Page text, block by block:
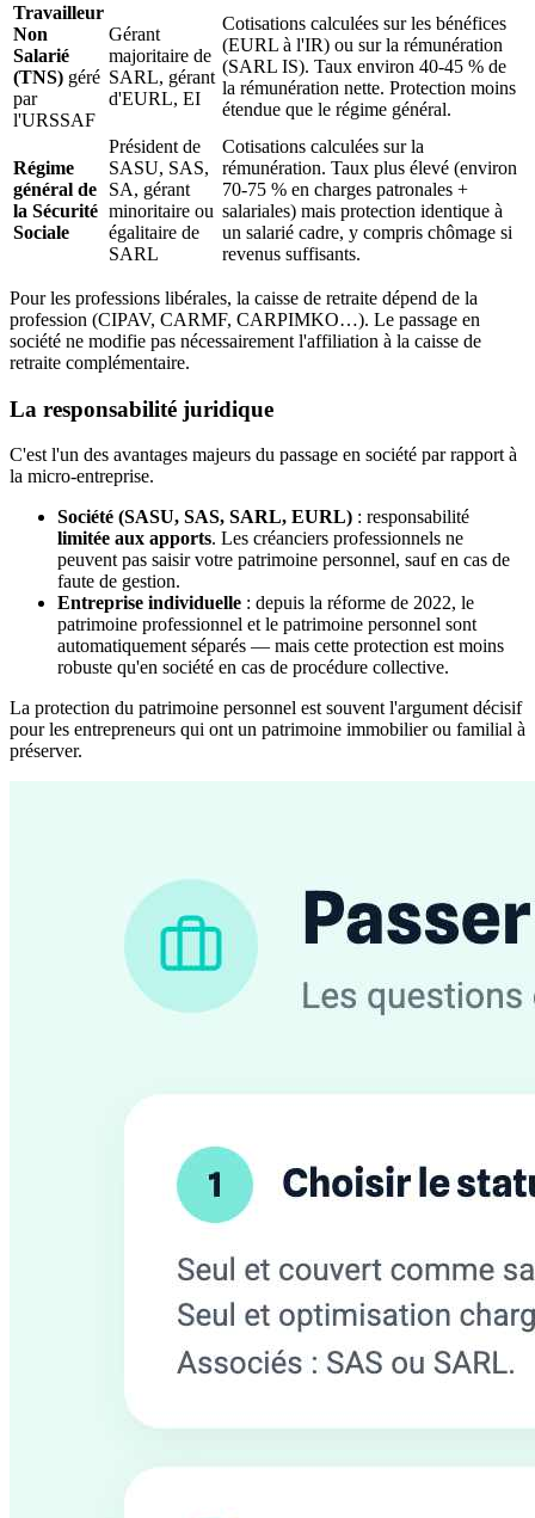
Travailleur
Non
Salarié
(TNS) géré
par
l'URSSAF
Gérant
majoritaire de
SARL, gérant
d'EURL, EI
Cotisations calculées sur les bénéfices
(EURL à l'IR) ou sur la rémunération
(SARL IS). Taux environ 40-45 % de
la rémunération nette. Protection moins
étendue que le régime général.
Régime
général de
la Sécurité
Sociale
Président de
SASU, SAS,
SA, gérant
minoritaire ou
égalitaire de
SARL
Cotisations calculées sur la
rémunération. Taux plus élevé (environ
70-75 % en charges patronales +
salariales) mais protection identique à
un salarié cadre, y compris chômage si
revenus suffisants.
Pour les professions libérales, la caisse de retraite dépend de la
profession (CIPAV, CARMF, CARPIMKO…). Le passage en
société ne modifie pas nécessairement l'affiliation à la caisse de
retraite complémentaire.
La responsabilité juridique
C'est l'un des avantages majeurs du passage en société par rapport à
la micro-entreprise.
Société (SASU, SAS, SARL, EURL) : responsabilité
limitée aux apports. Les créanciers professionnels ne
peuvent pas saisir votre patrimoine personnel, sauf en cas de
faute de gestion.
Entreprise individuelle : depuis la réforme de 2022, le
patrimoine professionnel et le patrimoine personnel sont
automatiquement séparés — mais cette protection est moins
robuste qu'en société en cas de procédure collective.
La protection du patrimoine personnel est souvent l'argument décisif
pour les entrepreneurs qui ont un patrimoine immobilier ou familial à
préserver.